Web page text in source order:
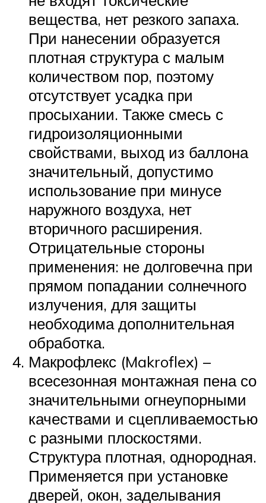
вещества, нет резкого запаха.
При нанесении образуется
плотная структура с малым
количеством пор, поэтому
отсутствует усадка при
просыхании. Также смесь с
гидроизоляционными
свойствами, выход из баллона
значительный, допустимо
использование при минусе
наружного воздуха, нет
вторичного расширения.
Отрицательные стороны
применения: не долговечна при
прямом попадании солнечного
излучения, для защиты
необходима дополнительная
обработка.
Макрофлекс (Makroflex) –
всесезонная монтажная пена со
значительными огнеупорными
качествами и сцепливаемостью
с разными плоскостями.
Структура плотная, однородная.
Применяется при установке
дверей, окон, заделывания